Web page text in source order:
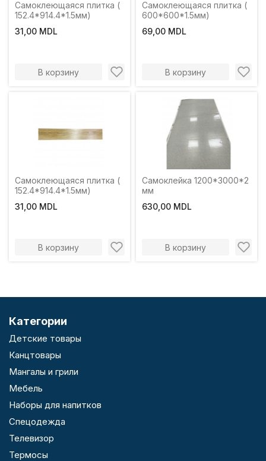
Самоклеющаяся плитка (
152.4*914.4*1.5мм)
31,00 MDL
В корзину
Самоклеющаяся плитка (
600*600*1.5мм)
69,00 MDL
В корзину
Самоклеющаяся плитка (
152.4*914.4*1.5мм)
31,00 MDL
В корзину
Самоклейка 1200*3000*2
мм
630,00 MDL
В корзину
Категории
Детские товары
Канцтовары
Мангалы и грили
Мебель
Наборы для напитков
Спецодежда
Телевизор
Термосы